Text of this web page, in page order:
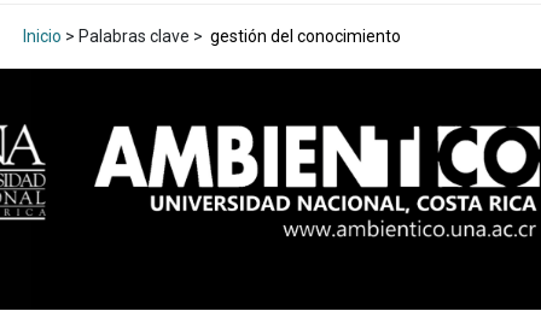
Inicio > Palabras clave > gestión del conocimiento